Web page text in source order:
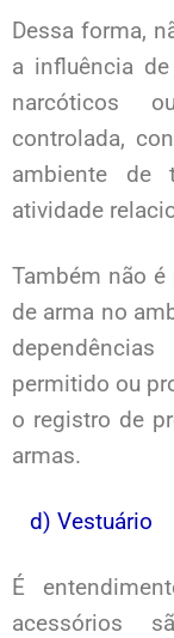
Dessa forma,
a influência
narcóticos
controlada,
ambiente de
atividade
Também não
de arma no
permitido ou
o registro de
armas.
d) Vestuário
É
acessórios